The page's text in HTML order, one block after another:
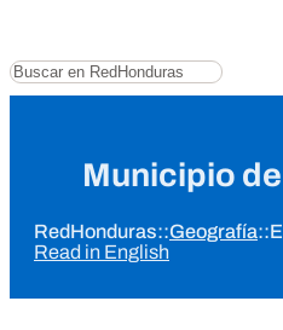
Buscar
Municipio
RedHonduras::Geografía::
Read in English